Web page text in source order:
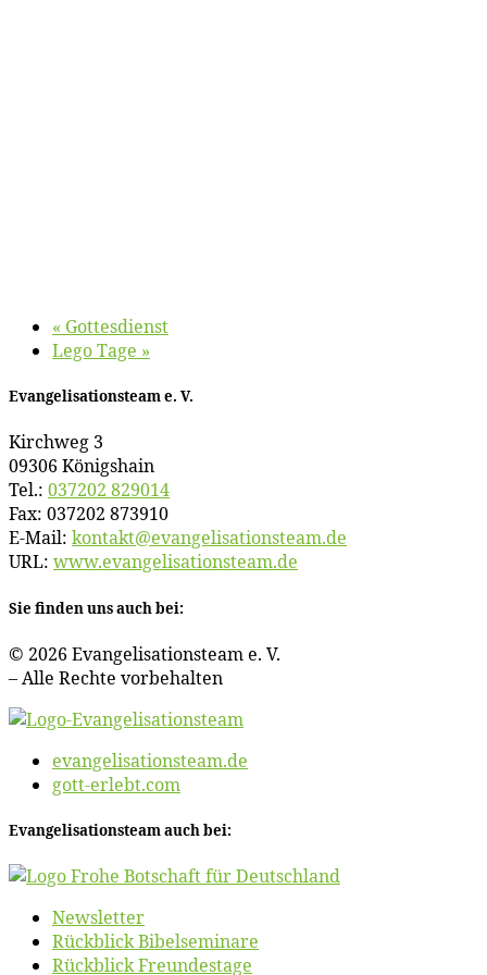
« Got­tes­dienst
Le­go Tage »
Evan­ge­li­sa­ti­ons­team e. V.
Kirch­weg 3
09306 Königshain
Tel.: 037202 829014
Fax: 037202 873910
E‑Mail: kontakt@​evangelisationsteam.​de
URL: www​.evan​ge​li​sa​ti​ons​team​.de
Sie fin­den uns auch bei:
© 2026 Evan­ge­li­sa­ti­ons­team e. V.
– Al­le Rech­te vorbehalten
evangelisationsteam.de
gott-erlebt.com
Evan­ge­li­sa­ti­ons­team auch bei:
News­let­ter
Rück­blick Bibelseminare
Rück­blick Freundestage